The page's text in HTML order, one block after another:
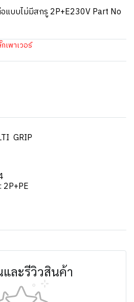
แบบไม่มีสกรู 2P+E230V Part No
เพาเวอร์
GRIP
ละรีวิวสินค้า